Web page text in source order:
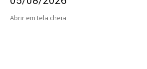
Abrir em tela cheia